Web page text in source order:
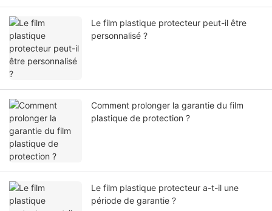
Le film plastique protecteur peut-il être
personnalisé ?
Comment prolonger la garantie du film
plastique de protection ?
Le film plastique protecteur a-t-il une
période de garantie ?